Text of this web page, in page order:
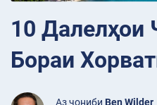
10 Далелҳои
Бораи
Аз ҷониби Ben Wilder